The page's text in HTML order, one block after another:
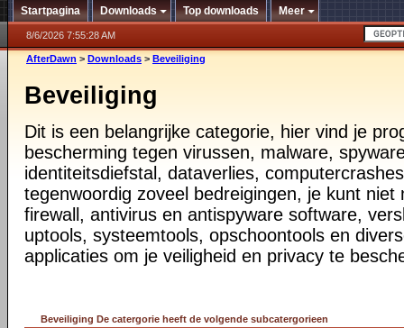
Startpagina Downloads Top downloads Meer
8/6/2026 7:55:28 AM
AfterDawn > Downloads > Beveiliging
Beveiliging
Dit is een belangrijke categorie, hier vind je
bescherming tegen virussen, malware,
identiteitsdiefstal, dataverlies,
tegenwoordig zoveel bedreigingen, je kunt
firewall, antivirus en antispyware software,
uptools, systeemtools, opschoontools en
applicaties om je veiligheid en privacy te
Beveiliging De catergorie heeft de volgende subcatergorieen